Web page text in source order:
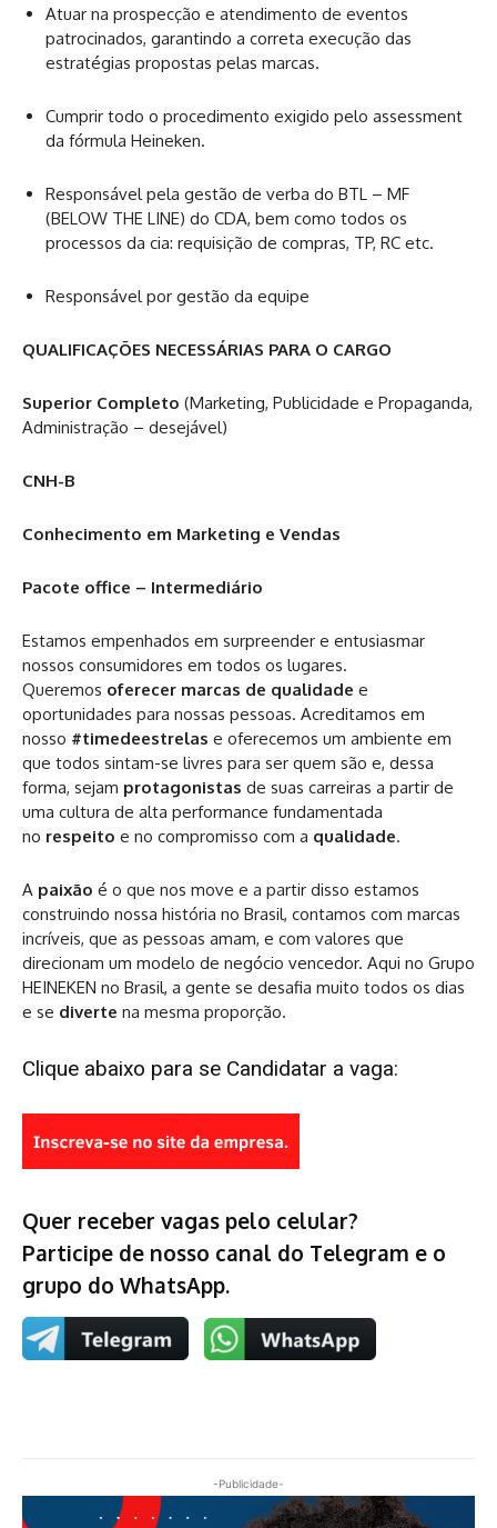
Atuar na prospecção e atendimento de eventos
patrocinados, garantindo a correta execução das
estratégias propostas pelas marcas.
Cumprir todo o procedimento exigido pelo assessment
da fórmula Heineken.
Responsável pela gestão de verba do BTL – MF
(BELOW THE LINE) do CDA, bem como todos os
processos da cia: requisição de compras, TP, RC etc.
Responsável por gestão da equipe
QUALIFICAÇÕES NECESSÁRIAS PARA O CARGO
Superior Completo (Marketing, Publicidade e Propaganda,
Administração – desejável)
CNH-B
Conhecimento em Marketing e Vendas
Pacote office – Intermediário
Estamos empenhados em surpreender e entusiasmar
nossos consumidores em todos os lugares.
Queremos oferecer marcas de qualidade e
oportunidades para nossas pessoas. Acreditamos em
nosso #timedeestrelas e oferecemos um ambiente em
que todos sintam-se livres para ser quem são e, dessa
forma, sejam protagonistas de suas carreiras a partir de
uma cultura de alta performance fundamentada
no respeito e no compromisso com a qualidade.
A paixão é o que nos move e a partir disso estamos
construindo nossa história no Brasil, contamos com marcas
incríveis, que as pessoas amam, e com valores que
direcionam um modelo de negócio vencedor. Aqui no Grupo
HEINEKEN no Brasil, a gente se desafia muito todos os dias
e se diverte na mesma proporção.
Clique abaixo para se Candidatar a vaga:
Quer receber vagas pelo celular?
Participe de nosso canal do Telegram e o
grupo do WhatsApp.
-Publicidade-